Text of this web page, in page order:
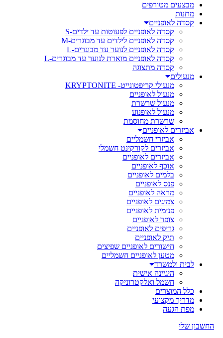
מבצעים מטורפים
מתנות
קסדה לאופניים
קסדה לאופניים לפעוטות עד ילדים-S
קסדה לאופניים לילדים עד מבוגרים-M
קסדה לאופניים לנוער עד מבוגרים-L
קסדה לאופניים מוארת לנוער עד מבוגרים-L
קסדה מתצוגה
מנעולים
מנעולי קריפטונייט- KRYPTONITE
מנעול לאופניים
מנעול שרשרת
מנעול לאופנוע
שרשרת מחוסמת
אביזרים לאופניים
אביזרי חשמליים
אביזרים לקורקינט חשמלי
אביזרים לאופניים
אוכף לאופניים
בלמים לאופניים
פנס לאופניים
מראה לאופניים
צמיגים לאופניים
פנימית לאופניים
צופר לאופניים
גריפים לאופניים
תיק לאופניים
חישורים לאופניים שפיצים
מטען לאופניים חשמליים
לבית ולמשרד
היגיינה אישית
חשמל ואלקטרוניקה
כלל המוצרים
מדריך מקצועי
מפת הגעה
החשבון שלי